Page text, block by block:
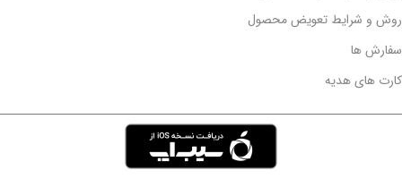
روش و شرایط تعویض محصول
سفارش ها
کارت های هدیه